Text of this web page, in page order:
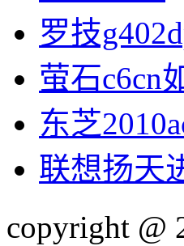
罗技
萤石c6cn
东芝
联想扬天
copyright @